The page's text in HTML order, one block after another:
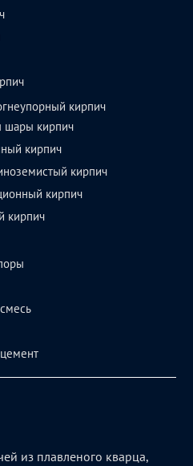
кирпич
шары кирпич
кирпич
кирпич
кирпич
кирпич
из плавленого кварца,